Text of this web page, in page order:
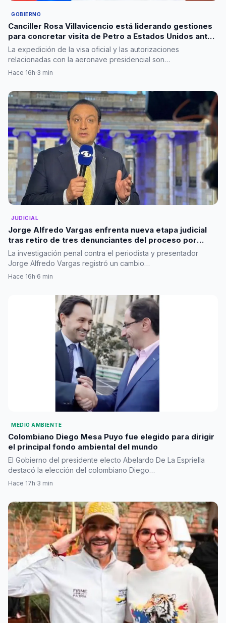
GOBIERNO
Canciller Rosa Villavicencio está liderando gestiones
para concretar visita de Petro a Estados Unidos antes
de salir del poder
La expedición de la visa oficial y las autorizaciones
relacionadas con la aeronave presidencial son…
Hace 16h·3 min
JUDICIAL
Jorge Alfredo Vargas enfrenta nueva etapa judicial
tras retiro de tres denunciantes del proceso por
presunto acoso sexual. Se caen las acusaciones.
La investigación penal contra el periodista y presentador
Jorge Alfredo Vargas registró un cambio…
Hace 16h·6 min
MEDIO AMBIENTE
Colombiano Diego Mesa Puyo fue elegido para dirigir
el principal fondo ambiental del mundo
El Gobierno del presidente electo Abelardo De La Espriella
destacó la elección del colombiano Diego…
Hace 17h·3 min